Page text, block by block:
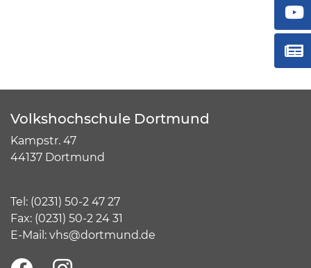
Volkshochschule Dortmund
Kampstr. 47
44137 Dortmund
Tel: (0231) 50-2 47 27
Fax: (0231) 50-2 24 31
E-Mail: vhs@dortmund.de